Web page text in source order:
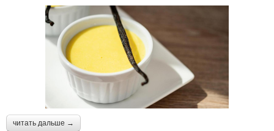
читать дальше →